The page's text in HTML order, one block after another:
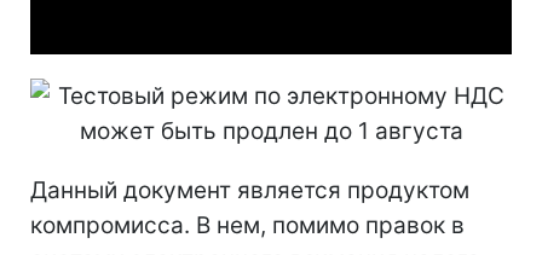
Данный документ является продуктом
компромисса. В нем, помимо правок в